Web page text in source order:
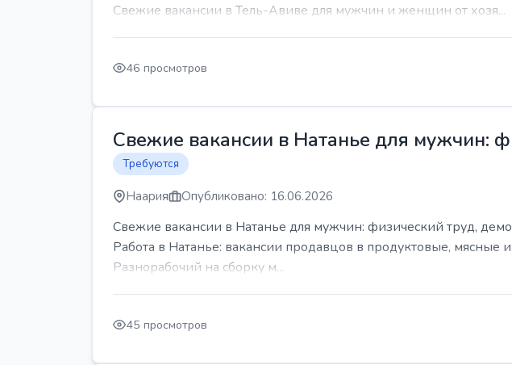
Свежие вакансии в Тель-Авиве для мужчин и женщин от хозя...
46 просмотров
Свежие вакансии в Натанье для мужчин:
Требуются
Наария Опубликовано: 16.06.2026
Свежие вакансии в Натанье для мужчин: физический труд,
Работа в Натанье: вакансии продавцов в продуктовые, мясные
Разнорабочий на сборку м...
45 просмотров